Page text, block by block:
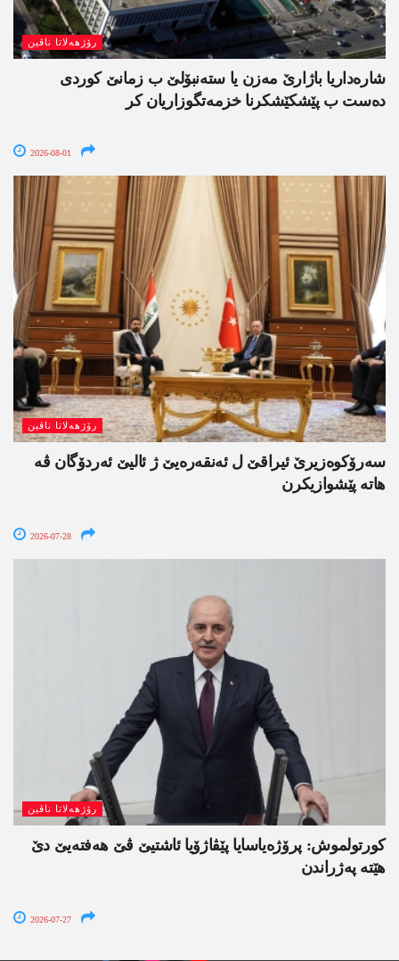
رۆژھەلاتا ناڤین
شارەداریا باژارێ مەزن یا ستەنبۆلێ ب زمانێ کوردی
دەست ب پێشکێشکرنا خزمەتگوزاریان کر
2026-08-01
رۆژھەلاتا ناڤین
سەرۆکوەزیرێ ئیراقێ ل ئەنقەرەیێ ژ ئالیێ ئەردۆگان ڤە
ھاتە پێشوازیکرن
2026-07-28
رۆژھەلاتا ناڤین
کورتولموش: پرۆژەیاسایا پێڤاژۆیا ئاشتیێ ڤێ ھەفتەیێ دێ
هێتە پەژراندن
2026-07-27